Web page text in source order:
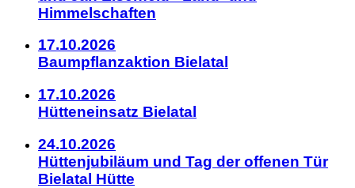
Himmelschaften
17.10.2026
Baumpflanzaktion Bielatal
17.10.2026
Hütteneinsatz Bielatal
24.10.2026
Hüttenjubiläum und Tag der offenen Tür
Bielatal Hütte